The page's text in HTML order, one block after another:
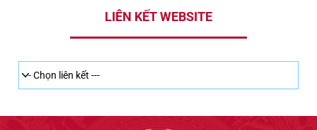
LIÊN KẾT WEBSITE